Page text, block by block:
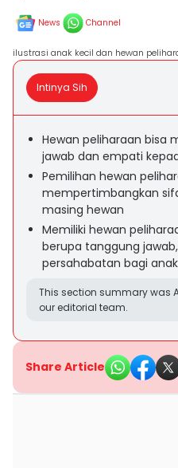
News Channel
ilustrasi anak kecil dan hewan
Intinya Sih
Hewan peliharaan bisa
jawab dan empati
Pemilihan hewan
mempertimbangkan
masing hewan
Memiliki hewan
berupa tanggung
persahabatan bagi
This section summary was
our editorial team.
Share Article